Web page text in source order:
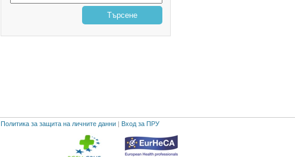
Търсене
Политика за защита на личните данни | Вход за ПРУ